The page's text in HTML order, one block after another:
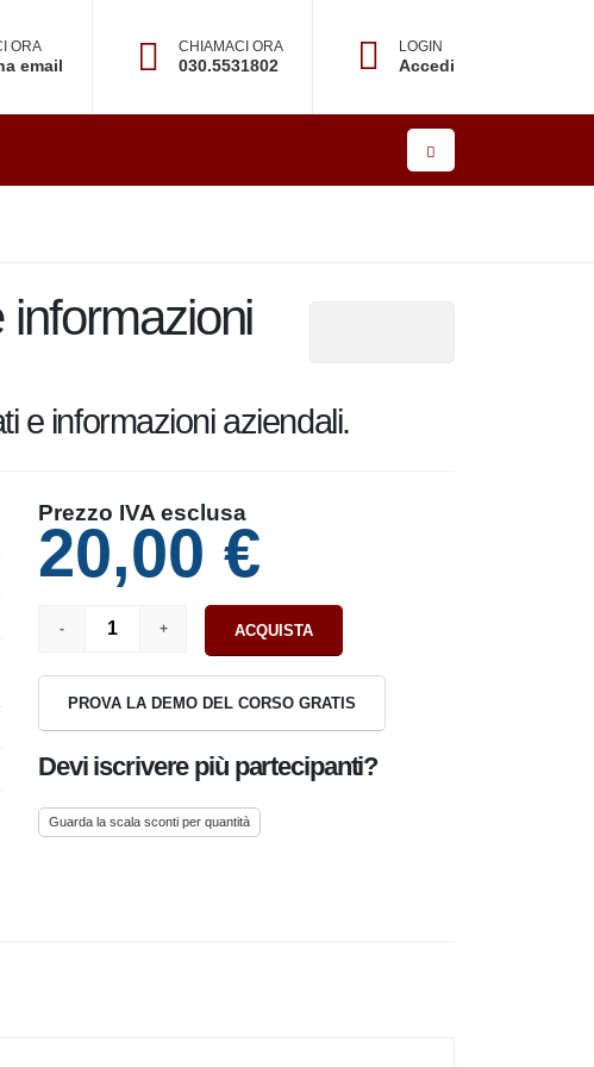
ORA
email
CHIAMACI ORA
030.5531802
LOGIN
Accedi
dati e informazioni aziendali.
Prezzo IVA esclusa
20,00 €
ACQUISTA
PROVA LA DEMO DEL CORSO GRATIS
Devi iscrivere più partecipanti?
Guarda la scala sconti per quantità